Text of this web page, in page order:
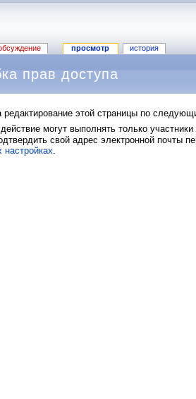
просмотр история
прав доступа
редактирование этой страницы по
могут выполнять только участники
свой адрес электронной почты
настройках